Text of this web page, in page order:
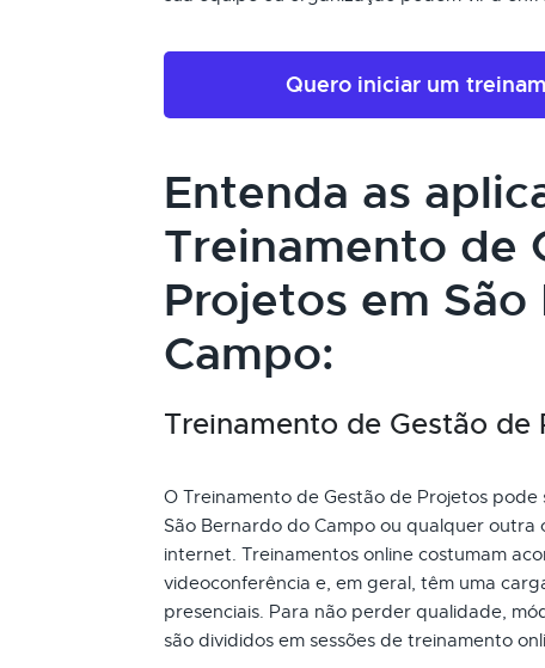
Quero iniciar um
Entenda as
Treinamento de
Projetos em
Campo:
Treinamento de Gestão
O Treinamento de Gestão de Projetos
São Bernardo do Campo ou qualquer outra
internet. Treinamentos online costumam
videoconferência e, em geral, têm uma
presenciais. Para não perder qualidade,
são divididos em sessões de treinamento